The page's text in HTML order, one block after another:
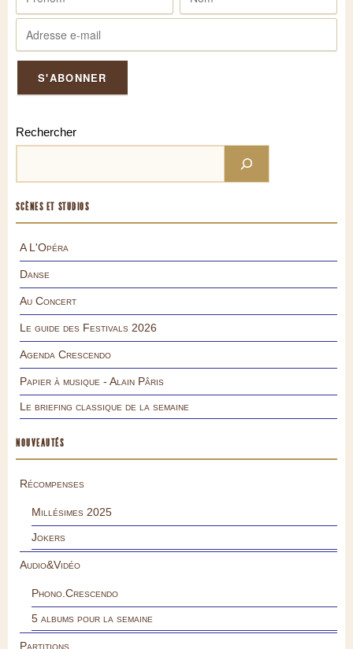
Rechercher
SCÈNES ET STUDIOS
A L'Opéra
Danse
Au Concert
Le guide des Festivals 2026
Agenda Crescendo
Papier à musique - Alain Pâris
Le briefing classique de la semaine
NOUVEAUTÉS
Récompenses
Millésimes 2025
Jokers
Audio&Vidéo
Phono.Crescendo
5 albums pour la semaine
Partitions